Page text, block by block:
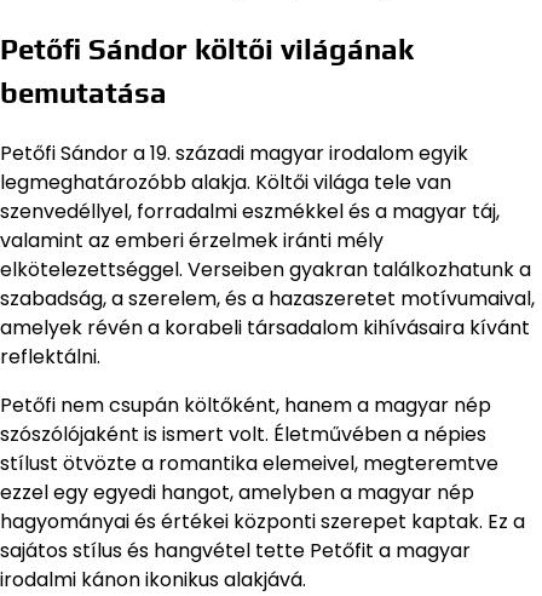
Petőfi Sándor költői világának
bemutatása
Petőfi Sándor a 19. századi magyar irodalom egyik
legmeghatározóbb alakja. Költői világa tele van
szenvedéllyel, forradalmi eszmékkel és a magyar táj,
valamint az emberi érzelmek iránti mély
elkötelezettséggel. Verseiben gyakran találkozhatunk a
szabadság, a szerelem, és a hazaszeretet motívumaival,
amelyek révén a korabeli társadalom kihívásaira kívánt
reflektálni.
Petőfi nem csupán költőként, hanem a magyar nép
szószólójaként is ismert volt. Életművében a népies
stílust ötvözte a romantika elemeivel, megteremtve
ezzel egy egyedi hangot, amelyben a magyar nép
hagyományai és értékei központi szerepet kaptak. Ez a
sajátos stílus és hangvétel tette Petőfit a magyar
irodalmi kánon ikonikus alakjává.